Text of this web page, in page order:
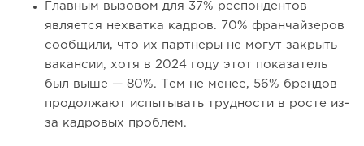
Главным вызовом для 37% респондентов
является нехватка кадров. 70% франчайзеров
сообщили, что их партнеры не могут закрыть
вакансии, хотя в 2024 году этот показатель
был выше — 80%. Тем не менее, 56% брендов
продолжают испытывать трудности в росте из-
за кадровых проблем.